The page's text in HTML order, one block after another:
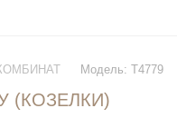
Модель: Т4779
(КОЗЕЛКИ)